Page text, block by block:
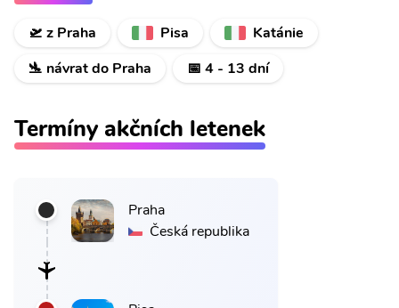
🛫 z Praha Pisa
Katánie
🛬 návrat do Praha
📅 4 - 13 dní
Termíny akčních letenek
Praha
Česká republika